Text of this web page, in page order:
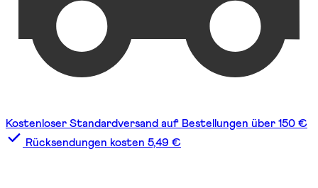
Kostenloser Standardversand auf Bestellungen über 150 €
Rücksendungen kosten 5,49 €